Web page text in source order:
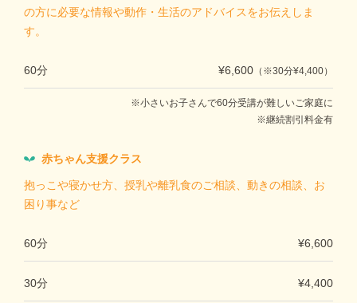
の方に必要な情報や動作・生活のアドバイスをお伝えしま
す。
60分 ¥6,600 （※30分¥4,400）
小さいお子さんで60分受講が難しいご家庭に
継続割引料金有
赤ちゃん支援クラス
抱っこや寝かせ方、授乳や離乳食のご相談、動きの相談、お
困り事など
60分 ¥6,600
30分 ¥4,400